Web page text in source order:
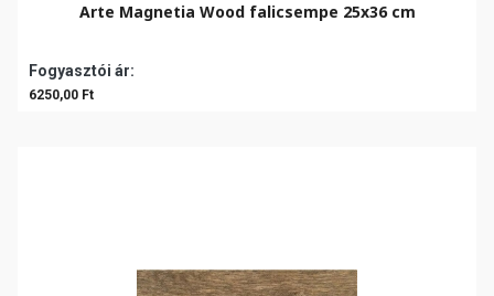
Arte Magnetia Wood falicsempe 25x36 cm
Fogyasztói ár:
6250,00 Ft